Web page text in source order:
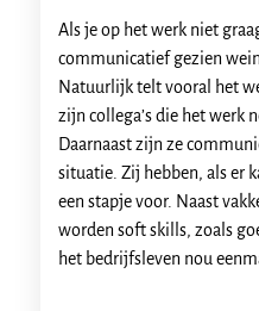
Als je op het werk niet
communicatief gezien
Natuurlijk telt vooral het
zijn collega’s die het werk
Daarnaast zijn ze
situatie. Zij hebben, als er
een stapje voor. Naast
worden soft skills, zoals
het bedrijfsleven nou